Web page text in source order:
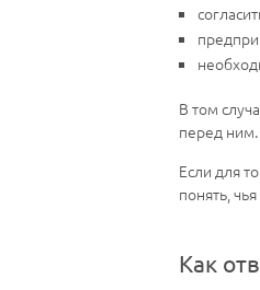
В том
перед ним.
Если для
понять,
Как